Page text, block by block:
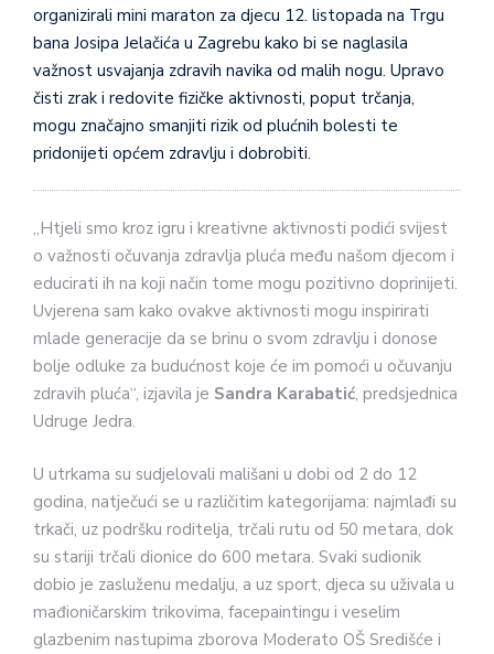
organizirali mini maraton za djecu 12. listopada na Trgu
bana Josipa Jelačića u Zagrebu kako bi se naglasila
važnost usvajanja zdravih navika od malih nogu. Upravo
čisti zrak i redovite fizičke aktivnosti, poput trčanja,
mogu značajno smanjiti rizik od plućnih bolesti te
pridonijeti općem zdravlju i dobrobiti.
„Htjeli smo kroz igru i kreativne aktivnosti podići svijest
o važnosti očuvanja zdravlja pluća među našom djecom i
educirati ih na koji način tome mogu pozitivno doprinijeti.
Uvjerena sam kako ovakve aktivnosti mogu inspirirati
mlade generacije da se brinu o svom zdravlju i donose
bolje odluke za budućnost koje će im pomoći u očuvanju
zdravih pluća“, izjavila je Sandra Karabatić, predsjednica
Udruge Jedra.
U utrkama su sudjelovali mališani u dobi od 2 do 12
godina, natječući se u različitim kategorijama: najmlađi su
trkači, uz podršku roditelja, trčali rutu od 50 metara, dok
su stariji trčali dionice do 600 metara. Svaki sudionik
dobio je zasluženu medalju, a uz sport, djeca su uživala u
mađioničarskim trikovima, facepaintingu i veselim
glazbenim nastupima zborova Moderato OŠ Središće i